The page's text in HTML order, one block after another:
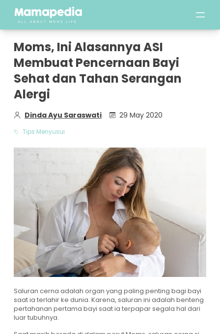
Moms, Ini Alasannya ASI
Membuat Pencernaan Bayi
Sehat dan Tahan Serangan
Alergi
Dinda Ayu Saraswati 29 May 2020
Tips Menyusui
Saluran cerna adalah organ yang paling penting bagi bayi
saat ia terlahir ke dunia. Karena, saluran ini adalah benteng
pertahanan pertama bayi saat ia terpapar segala hal dari
luar tubuhnya.